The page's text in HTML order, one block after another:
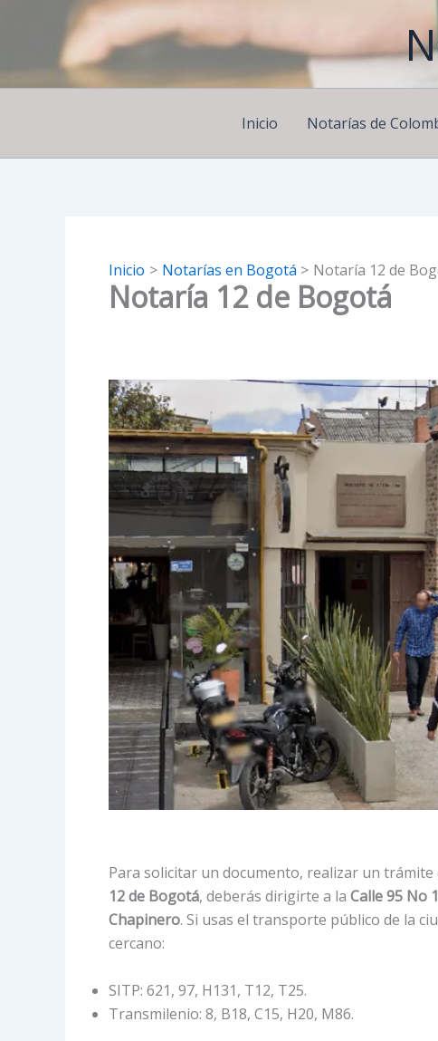
Inicio Notarías de
Inicio Notarías en Bogotá Notaría 12 de
Notaría 12 de Bogotá
Para solicitar un documento, realizar un
12 de Bogotá, deberás dirigirte a la Calle 95 No
Chapinero. Si usas el transporte público de la
cercano:
SITP: 621, 97, H131, T12, T25.
Transmilenio: 8, B18, C15, H20, M86.